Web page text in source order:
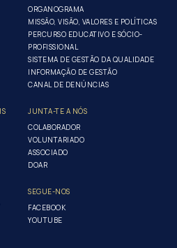
ORGANOGRAMA
MISSÃO, VISÃO, VALORES E POLÍTICAS
PERCURSO EDUCATIVO E SÓCIO-
PROFISSIONAL
SISTEMA DE GESTÃO DA QUALIDADE
INFORMAÇÃO DE GESTÃO
CANAL DE DENÚNCIAS
JUNTA-TE A NÓS
COLABORADOR
VOLUNTARIADO
ASSOCIADO
DOAR
SEGUE-NOS
FACEBOOK
YOUTUBE